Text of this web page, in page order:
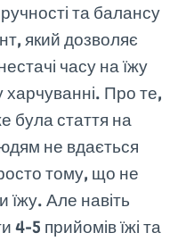
та балансу
який дозволяє
часу на їжу
Про те,
була стаття на
не вдається
тому, що не
їжу. Але навіть
4-5 прийомів їжі та